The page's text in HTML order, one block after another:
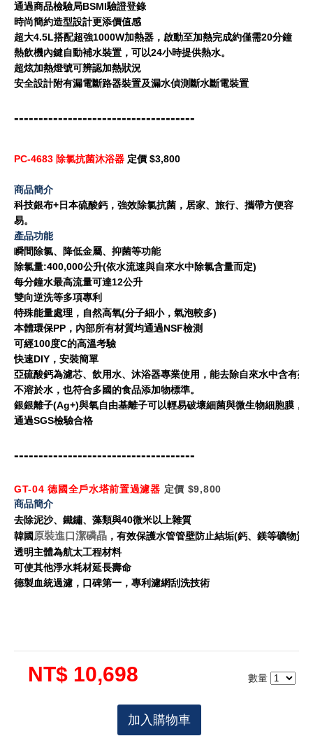
通過商品檢驗局BSMI驗證登錄
時尚簡約造型設計更添價值感
超大4.5L搭配超強1000W加熱器，啟動至加熱完成約僅需20分鐘
熱飲機內鍵自動補水裝置，可以24小時提供熱水。
超炫加熱燈號可辨認加熱狀況
安全設計附有漏電斷路器裝置及漏水偵測斷水斷電裝置
-------------------------------------
PC-4683 除氯抗菌沐浴器 定價 $3,800
商品簡介
科技銀布+日本硫酸鈣，強效除氯抗菌，居家、旅行、攜帶方便容
易。
產品功能
瞬間除氯、降低金屬、抑菌等功能
除氯量:400,000公升(依水流速與自來水中除氯含量而定)
每分鐘水最高流量可達12公升
雙向逆洗等多項專利
特殊能量處理，自然高氧(分子細小，氣泡較多)
本體環保PP，內部所有材質均通過NSF檢測
可經100度C的高溫考驗
快速DIY，安裝簡單
亞硫酸鈣為濾芯、飲用水、沐浴器專業使用，能去除自來水中含有
不溶於水，也符合多國的食品添加物標準。
銀銀離子(Ag+)與氧自由基離子可以輕易破壞細菌與微生物細胞膜，
通過SGS檢驗合格
-------------------------------------
GT-04 德國全戶水塔前置過濾器 定價 $9,800
商品簡介
去除泥沙、鐵鏽、藻類與40微米以上雜質
韓國 原裝進口潔磷晶 ，有效保護水管管壁防止結垢(鈣、鎂等礦物質)
透明主體為航太工程材料
可使其他淨水耗材延長壽命
德製血統過濾，口碑第一，專利濾網刮洗技術
NT$ 10,698 數量
加入購物車